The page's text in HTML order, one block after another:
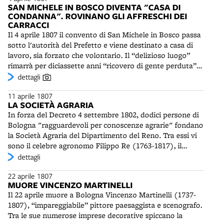
maggior parte appartenenti alla locale Accademia
Nazionale, quali Giovan Battista Martinetti e Angelo
Venturoli e Francesco Santini. Negli anni successivi non
avrà modo di influire sulla realizzazione di grandi opere,
se non per il tracciato dei viali di circonvallazione.
Cercherà soprattutto di controllare e limitare
l'abusivismo edilizio assai diffuso, il degrado igienico
delle strade, il pessimo stato di molti edifici, minacciati di
crollo. Il regolamento d'Ornato verrà più volte
revisionato con la Restaurazione pontificia e
completamente riscritto nel 1836, con l'aggiunta di nuove
norme. Tra esse, la prescrizione delle tinte da usare nelle
facciate degli edifici, con divieto dell'uso del bianco, se
non per i fabbricati privi di luce.
SAN MICHELE IN BOSCO DIVENTA "CASA DI
CONDANNA". ROVINANO GLI AFFRESCHI DEI
CARRACCI
Il 4 aprile 1807 il convento di San Michele in Bosco passa
sotto l'autorità del Prefetto e viene destinato a casa di
lavoro, sia forzato che volontario. Il “delizioso luogo”
rimarrà per diciassette anni “ricovero di gente perduta”
(Monari). Gli affreschi dei Carracci nel chiostro
solo nel 1810, dopo incertezze e lungaggini burocratiche,
quando la maggior parte di essi non sarà più
trasportabile. Gli arredi in legno del coro della chiesa
vengono venduti all'asta.
dettagli
11 aprile 1807
LA SOCIETÀ AGRARIA
In forza del Decreto 4 settembre 1802, dodici persone di
Bologna "ragguardevoli per conoscenze agrarie" fondano
la Società Agraria del Dipartimento del Reno. Tra essi vi
sono il celebre agronomo Filippo Re (1763-1817), il
prefetto Mosca, Luigi Camillo Aldini, fratello del ministro
Martinetti. Gli “Annali di Agricoltura del Regno d’Italia”
redatti da Re contribuiranno alla diffusione delle
innovazioni agricole in Emilia e nelle regioni del Nord
Italia. Nel 1810 la Società sarà assorbita come sezione
dell'Istituto Nazionale. Dopo un periodo di crisi seguito
dettagli
22 aprile 1807
MUORE VINCENZO MARTINELLI
Il 22 aprile muore a Bologna Vincenzo Martinelli (1737-
1807), “impareggiabile” pittore paesaggista e scenografo.
Tra le sue numerose imprese decorative spiccano la